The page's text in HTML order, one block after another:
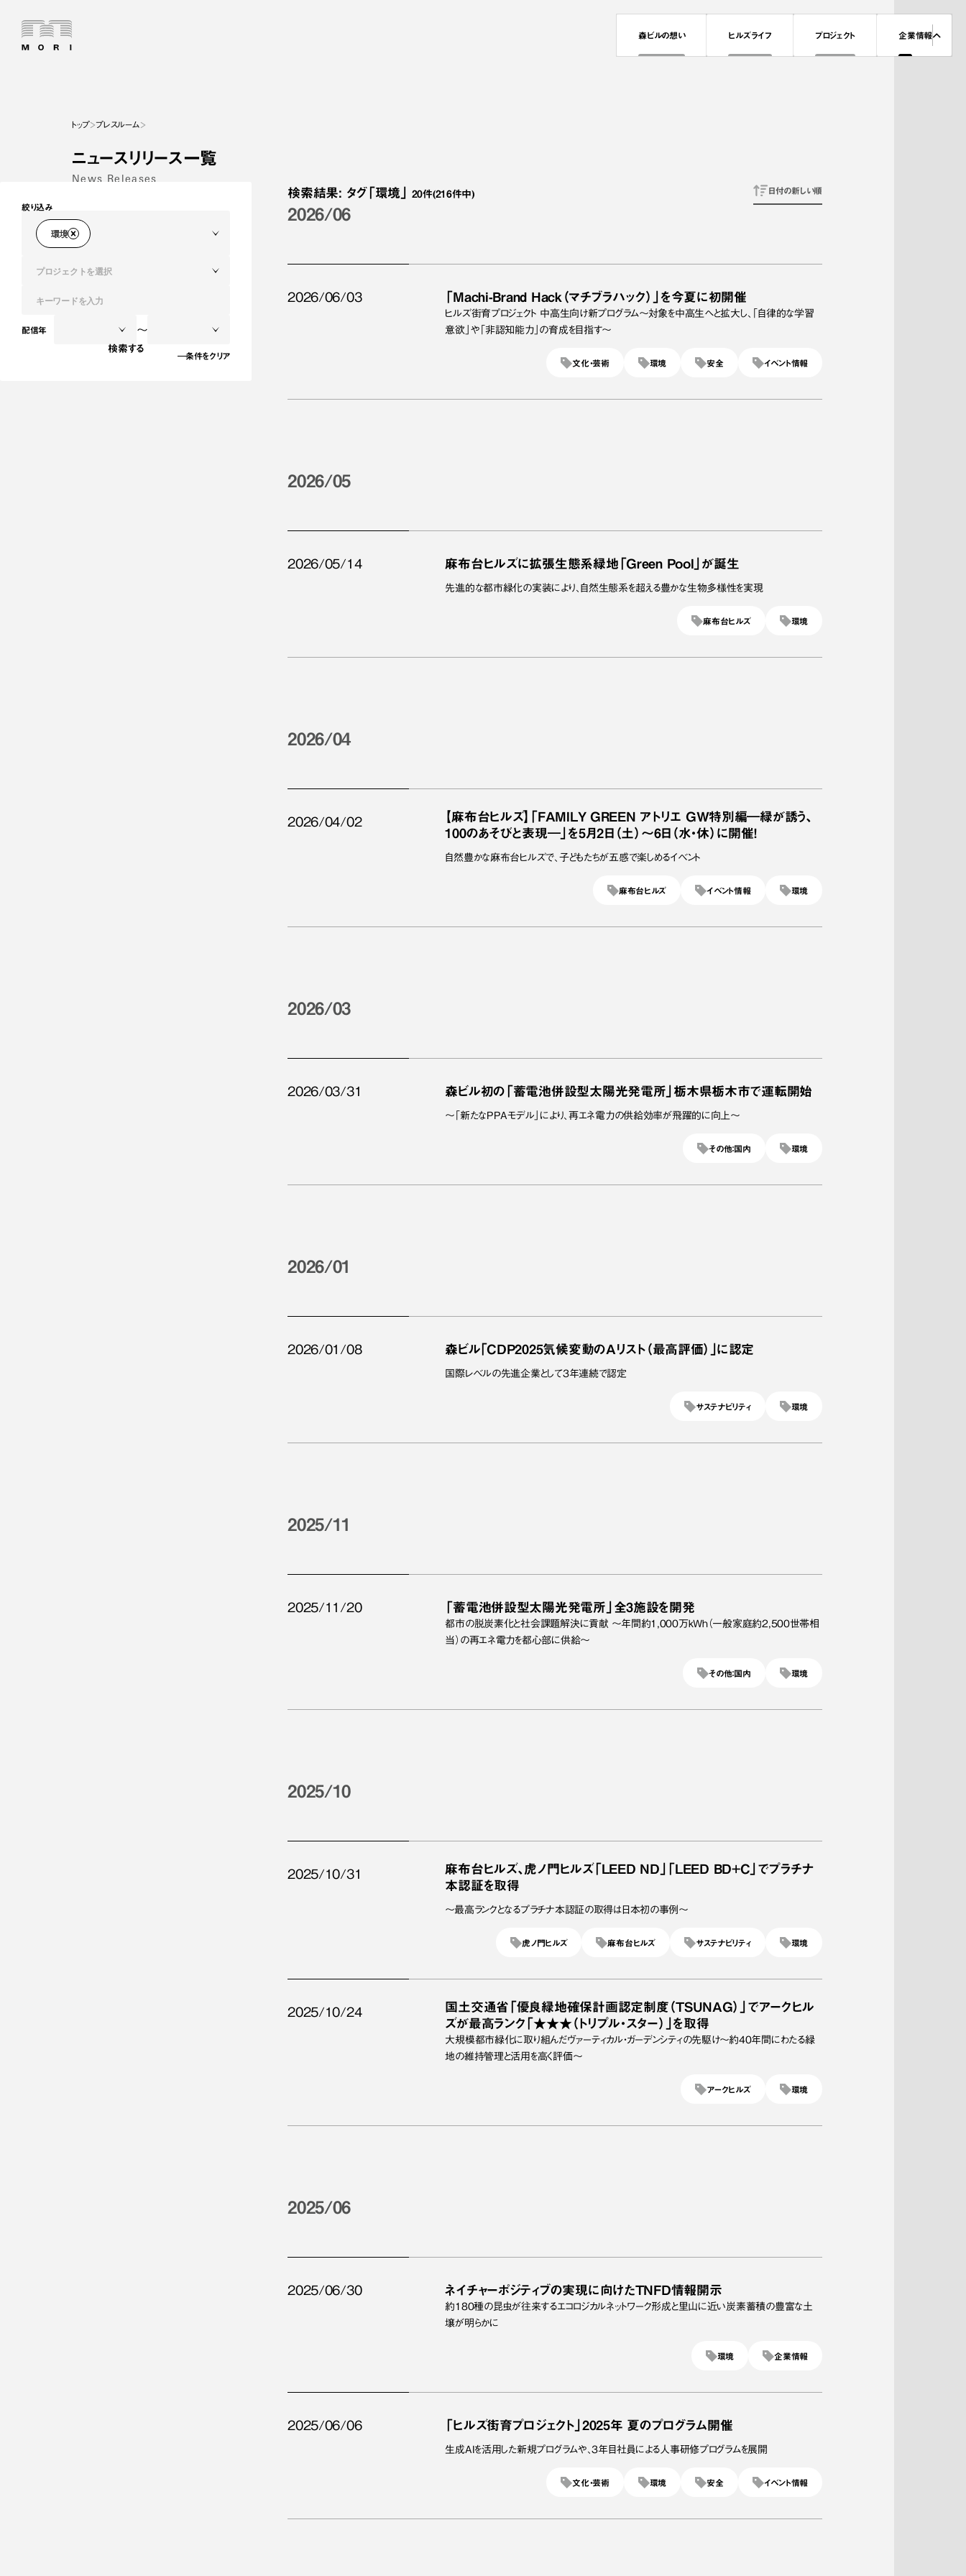
森ビルの想い ヒルズライフ プロジェクト 企業情報
トップ プレスルーム
ニュースリリース一覧
News Releases
絞り込み
環境
プロジェクトを選択
配信年 ～
検索する
条件をクリア
検索結果: タグ「環境」 20件(216件中) 日付の新しい順
2026/06
2026/06/03 「Machi-Brand Hack（マチブラハック）」を今夏に初開催
ヒルズ街育プロジェクト 中高生向け新プログラム～対象を中高生へと拡大し、「自律的な学習
意欲」や「非認知能力」の育成を目指す～
イベント情報
安全
環境
文化・芸術
2026/05
2026/05/14 麻布台ヒルズに拡張生態系緑地「Green Pool」が誕生
先進的な都市緑化の実装により、自然生態系を超える豊かな生物多様性を実現
環境
麻布台ヒルズ
2026/04
2026/04/02
【麻布台ヒルズ】「FAMILY GREEN アトリエ GW特別編―緑が誘う、
100のあそびと表現―」を5月2日（土）〜6日（水・休）に開催！
自然豊かな麻布台ヒルズで、子どもたちが五感で楽しめるイベント
環境
イベント情報
麻布台ヒルズ
2026/03
2026/03/31 森ビル初の「蓄電池併設型太陽光発電所」栃木県栃木市で運転開始
～「新たなPPAモデル」により、再エネ電力の供給効率が飛躍的に向上～
環境
その他：国内
2026/01
2026/01/08 森ビル｢CDP2025気候変動のAリスト（最高評価）｣に認定
国際レベルの先進企業として3年連続で認定
環境
サステナビリティ
2025/11
2025/11/20 「蓄電池併設型太陽光発電所」全3施設を開発
都市の脱炭素化と社会課題解決に貢献 ～年間約1,000万kWh（一般家庭約2,500世帯相
当）の再エネ電力を都心部に供給～
環境
その他：国内
2025/10
2025/10/31
麻布台ヒルズ、虎ノ門ヒルズ「LEED ND」「LEED BD+C」でプラチナ
本認証を取得
～最高ランクとなるプラチナ本認証の取得は日本初の事例～
環境
サステナビリティ
麻布台ヒルズ
虎ノ門ヒルズ
2025/10/24
国土交通省「優良緑地確保計画認定制度（TSUNAG）」でアークヒル
ズが最高ランク「★★★（トリプル・スター）」を取得
大規模都市緑化に取り組んだヴァーティカル・ガーデンシティの先駆け～約40年間にわたる緑
地の維持管理と活用を高く評価～
環境
アークヒルズ
2025/06
2025/06/30 ネイチャーポジティブの実現に向けたTNFD情報開示
約180種の昆虫が往来するエコロジカルネットワーク形成と里山に近い炭素蓄積の豊富な土
壌が明らかに
企業情報
環境
2025/06/06 「ヒルズ街育プロジェクト」2025年 夏のプログラム開催
生成AIを活用した新規プログラムや、3年目社員による人事研修プログラムを展開
イベント情報
安全
環境
文化・芸術